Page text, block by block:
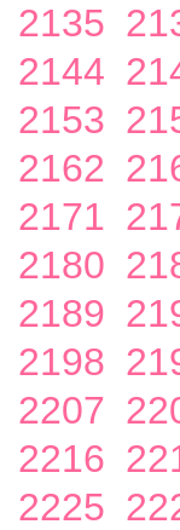
2135
2144
2153
2162
2171
2180
2189
2198
2207
2216
2225